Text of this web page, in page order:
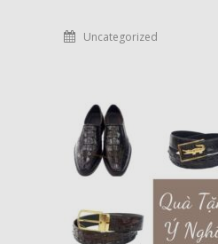
Uncategorized